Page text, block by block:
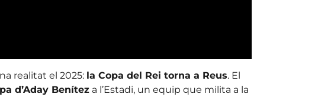
realitat el 2025: la Copa del Rei torna a Reus. El
d’Aday Beníteza l’Estadi, un equip que milita a la